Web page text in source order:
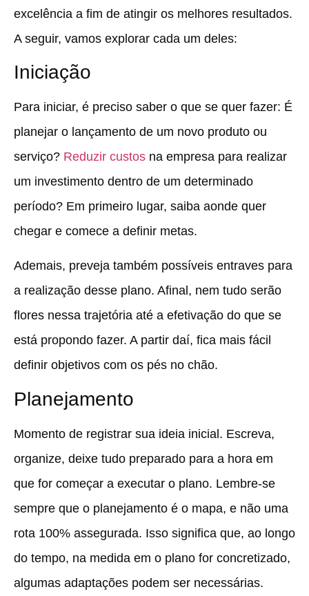
excelência a fim de atingir os melhores resultados.
A seguir, vamos explorar cada um deles:
Iniciação
Para iniciar, é preciso saber o que se quer fazer: É
planejar o lançamento de um novo produto ou
serviço? Reduzir custos na empresa para realizar
um investimento dentro de um determinado
período? Em primeiro lugar, saiba aonde quer
chegar e comece a definir metas.
Ademais, preveja também possíveis entraves para
a realização desse plano. Afinal, nem tudo serão
flores nessa trajetória até a efetivação do que se
está propondo fazer. A partir daí, fica mais fácil
definir objetivos com os pés no chão.
Planejamento
Momento de registrar sua ideia inicial. Escreva,
organize, deixe tudo preparado para a hora em
que for começar a executar o plano. Lembre-se
sempre que o planejamento é o mapa, e não uma
rota 100% assegurada. Isso significa que, ao longo
do tempo, na medida em o plano for concretizado,
algumas adaptações podem ser necessárias.